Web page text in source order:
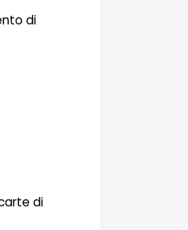
di
di